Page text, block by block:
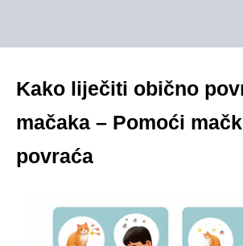
Kako liječiti obično
mačaka – Pomoći
povraća